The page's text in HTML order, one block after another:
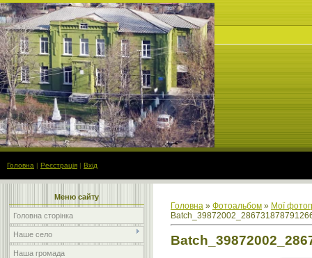
Головна | Реєстрація | Вхід
Меню сайту
Головна сторінка
Наше село
Наша громада
Головна » Фотоальбом » Мої